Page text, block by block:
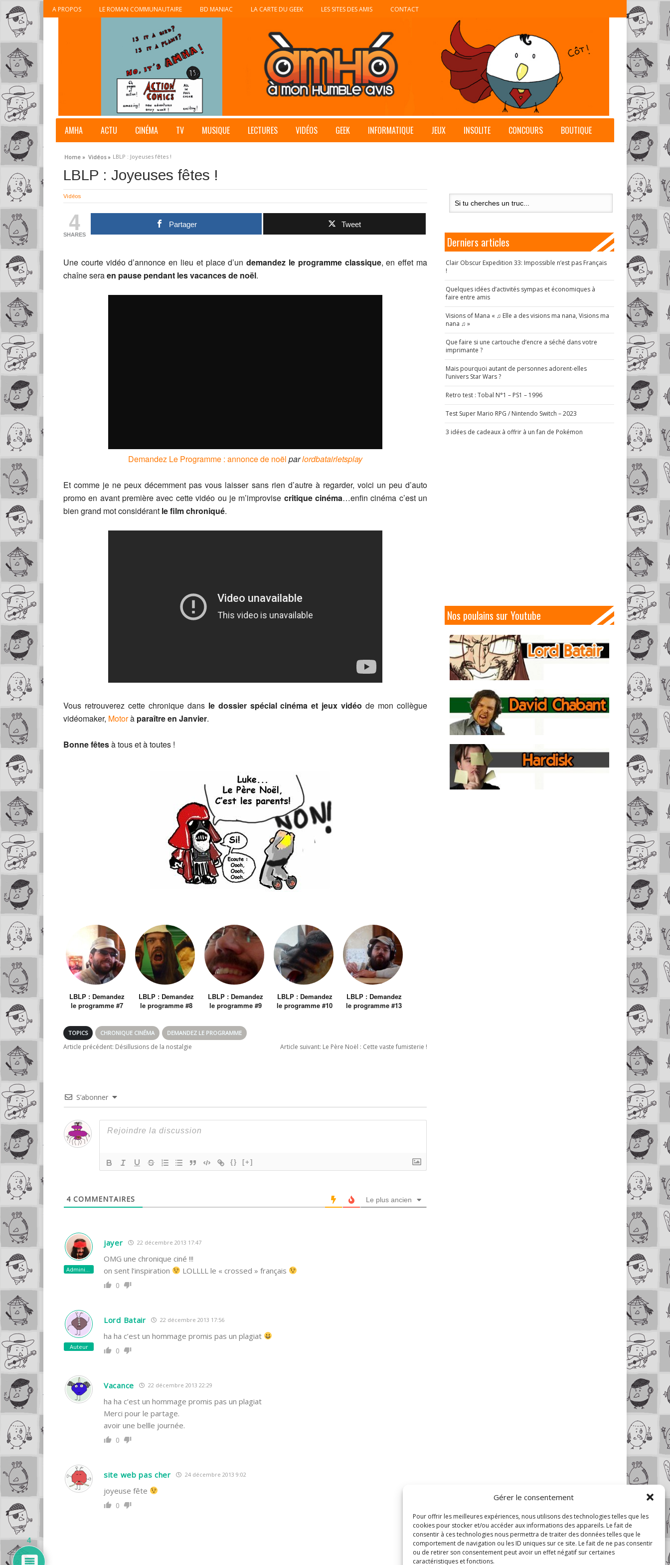
Gérer le consentement
Pour offrir les meilleures expériences, nous utilisons des technologies telles que les
cookies pour stocker et/ou accéder aux informations des appareils. Le fait de
consentir à ces technologies nous permettra de traiter des données telles que le
comportement de navigation ou les ID uniques sur ce site. Le fait de ne pas consentir
ou de retirer son consentement peut avoir un effet négatif sur certaines
caractéristiques et fonctions.
A PROPOS LE ROMAN COMMUNAUTAIRE BD MANIAC LA CARTE DU GEEK LES SITES DES AMIS CONTACT
AMHA ACTU CINÉMA TV MUSIQUE LECTURES VIDÉOS GEEK INFORMATIQUE JEUX INSOLITE CONCOURS BOUTIQUE
Home » Vidéos » LBLP : Joyeuses fêtes !
LBLP : Joyeuses fêtes !
Vidéos
4
SHARES
Partager Tweet
Une courte vidéo d’annonce en lieu et place d’undemandez le programme classique, en effet ma
chaîne seraen pause pendant les vacances de noël.
Demandez Le Programme : annonce de noël parlordbatairletsplay
Et comme je ne peux décemment pas vous laisser sans rien d’autre à regarder, voici un peu d’auto
promo en avant première avec cette vidéo ou je m’improvise critique cinéma…enfin cinéma c’est un
bien grand mot considérant le film chroniqué.
Vous retrouverez cette chronique dans le dossier spécial cinéma et jeux vidéo de mon collègue
vidéomaker, Motorà paraître en Janvier.
Bonne fêtesà tous et à toutes !
LBLP : Demandez
le programme #7
LBLP : Demandez
le programme #8
LBLP : Demandez
le programme #9
LBLP : Demandez
le programme #10
LBLP : Demandez
le programme #13
TOPICS CHRONIQUE CINÉMA DEMANDEZ LE PROGRAMME
Article précédent: Désillusions de la nostalgie Article suivant: Le Père Noël : Cette vaste fumisterie !
S’abonner
{} [+]
4 COMMENTAIRES Le plus ancien
jayer 22 décembre 2013 17:47
OMG une chronique ciné !!!
on sent l’inspiration
LOLLLL le « crossed » français
0
Auteur
Lord Batair 22 décembre 2013 17:56
ha ha c’est un hommage promis pas un plagiat
0
Vacance 22 décembre 2013 22:29
ha ha c’est un hommage promis pas un plagiat
Merci pour le partage.
avoir une bellle journée.
0
site web pas cher 24 décembre 2013 9:02
joyeuse fête
0
Derniers articles
Clair Obscur Expedition 33: Impossible n’est pas Français
!
Quelques idées d’activités sympas et économiques à
faire entre amis
Visions of Mana « ♫ Elle a des visions ma nana, Visions ma
nana ♫ »
Que faire si une cartouche d’encre a séché dans votre
imprimante ?
Mais pourquoi autant de personnes adorent-elles
l’univers Star Wars ?
Retro test : Tobal N°1 – PS1 – 1996
Test Super Mario RPG / Nintendo Switch – 2023
3 idées de cadeaux à offrir à un fan de Pokémon
Nos poulains sur Youtube
4